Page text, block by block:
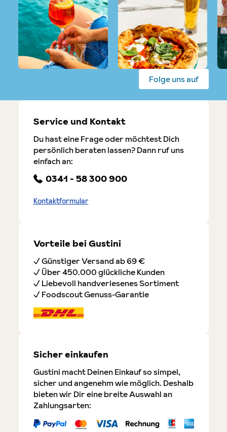
Folge uns auf
Service und Kontakt
Du hast eine Frage oder möchtest Dich
persönlich beraten lassen? Dann ruf uns
einfach an:
0341 - 58 300 900
Kontaktformular
Vorteile bei Gustini
✓ Günstiger Versand ab 69 €
✓ Über 450.000 glückliche Kunden
✓ Liebevoll handverlesenes Sortiment
✓ Foodscout Genuss-Garantie
Sicher einkaufen
Gustini macht Deinen Einkauf so simpel,
sicher und angenehm wie möglich. Deshalb
bieten wir Dir eine breite Auswahl an
Zahlungsarten: